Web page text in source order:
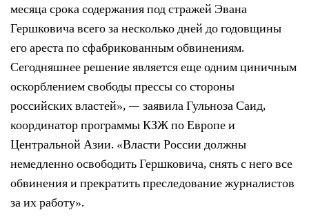
месяца срока содержания под стражей Эвана
Гершковича всего за несколько дней до годовщины
его ареста по сфабрикованным обвинениям.
Сегодняшнее решение является еще одним циничным
оскорблением свободы прессы со стороны
российских властей», — заявила Гульноза Саид,
координатор программы КЗЖ по Европе и
Центральной Азии. «Власти России должны
немедленно освободить Гершковича, снять с него все
обвинения и прекратить преследование журналистов
за их работу».